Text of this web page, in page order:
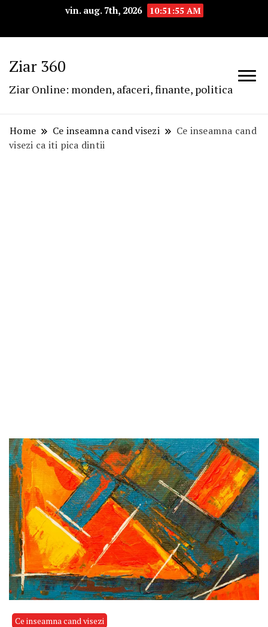
vin. aug. 7th, 2026 10:51:56 AM
Ziar 360
Ziar Online: monden, afaceri, finante, politica
Home Ce inseamna cand visezi
Ce inseamna cand
visezi ca iti pica dintii
Ce inseamna cand visezi